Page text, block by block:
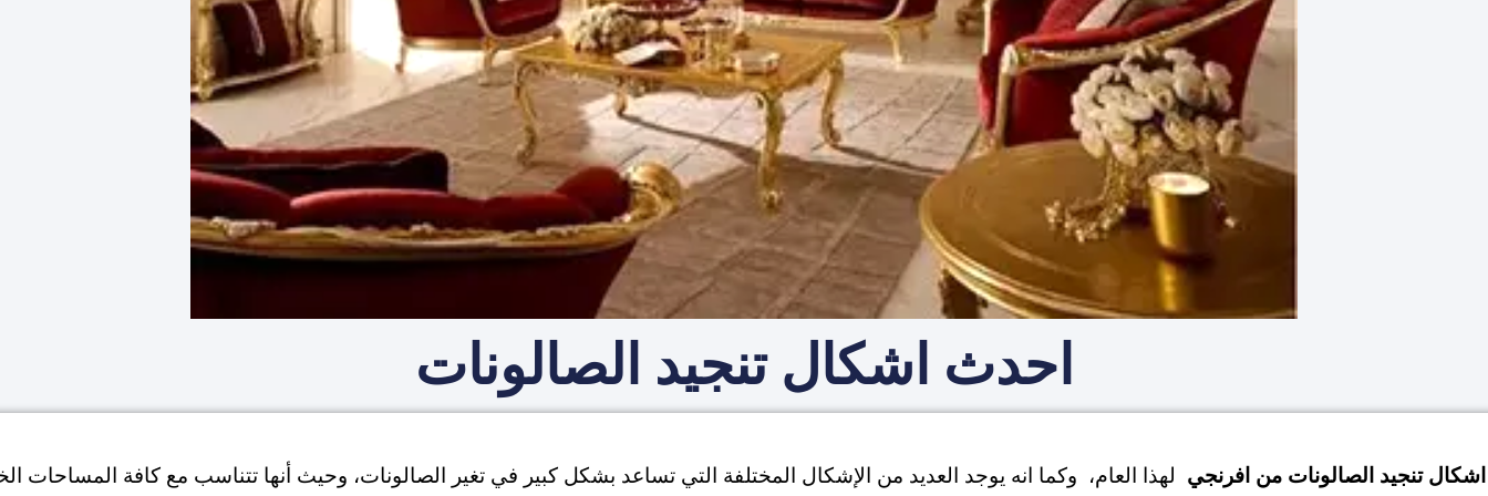
احدث اشكال تنجيد الصالونات
تنجيد الصالونات من افرنجي لهذا العام، وكما انه يوجد العديد من الإشكال المختلفة التي تساعد بشكل كبير في تغير الصالونات، وحيث أنها تتناسب مع كافة المساحات